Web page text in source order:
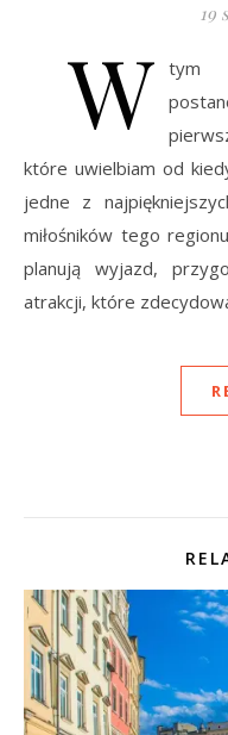
19
W tym
które uwielbiam od
jedne z
miłośników tego
planują wyjazd,
atrakcji, które